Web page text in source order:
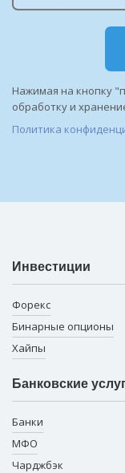
Нажимая на кнопку
обработку и
Политика
Инвестиции
Форекс
Бинарные опционы
Хайпы
Банковские
Банки
МФО
Чарджбэк